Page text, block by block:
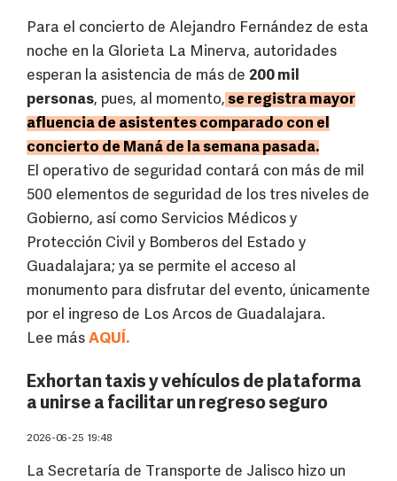
Para el concierto de Alejandro Fernández de esta
noche en la Glorieta La Minerva, autoridades
esperan la asistencia de más de 200 mil
personas, pues, al momento, se registra mayor
afluencia de asistentes comparado con el
concierto de Maná de la semana pasada.
El operativo de seguridad contará con más de mil
500 elementos de seguridad de los tres niveles de
Gobierno, así como Servicios Médicos y
Protección Civil y Bomberos del Estado y
Guadalajara; ya se permite el acceso al
monumento para disfrutar del evento, únicamente
por el ingreso de Los Arcos de Guadalajara.
Lee más AQUÍ.
Exhortan taxis y vehículos de plataforma
a unirse a facilitar un regreso seguro
2026-06-25 19:48
La Secretaría de Transporte de Jalisco hizo un